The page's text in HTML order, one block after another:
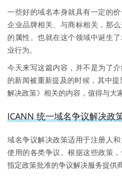
一些好的域名本身就具有一定的
企业品牌相关、与商标相关，那
的属性。也就在这个领域中诞生
业行为。
今天来写这篇内容，并不是为了
的新闻被重新提及的时候，其中
解决政策》相关的内容，值得与大
ICANN 统一域名争议解决政
域名争议解决政策适用于注册人
使用的各类争议。根据这些政策
指定政策批准的争议解决服务提供商